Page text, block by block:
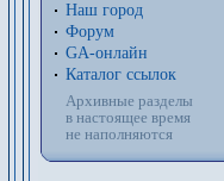
Наш город
Форум
GA-онлайн
Каталог ссылок
Архивные разделы
в настоящее время
не наполняются